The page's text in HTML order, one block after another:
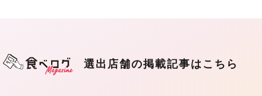
選出店舗の掲載記事はこちら